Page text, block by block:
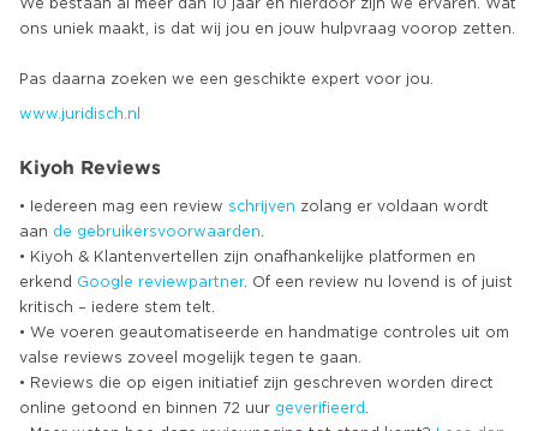
We bestaan al meer dan 10 jaar en hierdoor zijn we ervaren. Wat
ons uniek maakt, is dat wij jou en jouw hulpvraag voorop zetten.
www.juridisch.nl
Kiyoh Reviews
• Iedereen mag een review schrijven zolang er voldaan wordt
aan de gebruikersvoorwaarden
• Kiyoh & Klantenvertellen zijn onafhankelijke platformen en
erkend Google reviewpartner. Of een review nu lovend is of juist
kritisch – iedere stem telt.
• We voeren geautomatiseerde en handmatige controles uit om
valse reviews zoveel mogelijk tegen te gaan.
• Reviews die op eigen initiatief zijn geschreven worden direct
online getoond en binnen 72 uur geverifieerd